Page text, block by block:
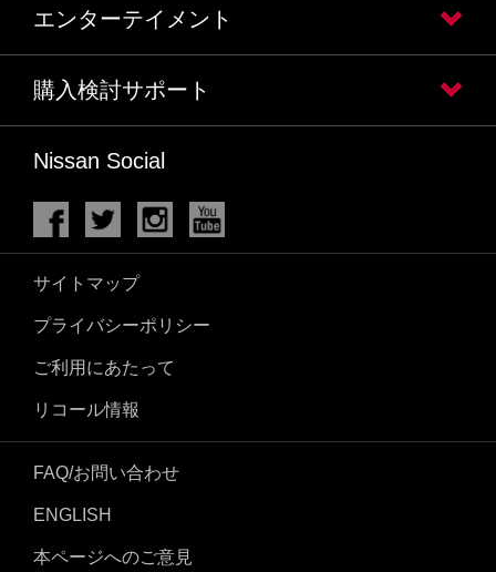
エンターテイメント
購入検討サポート
Nissan Social
サイトマップ
プライバシーポリシー
ご利用にあたって
リコール情報
FAQ/お問い合わせ
ENGLISH
本ページへのご意見